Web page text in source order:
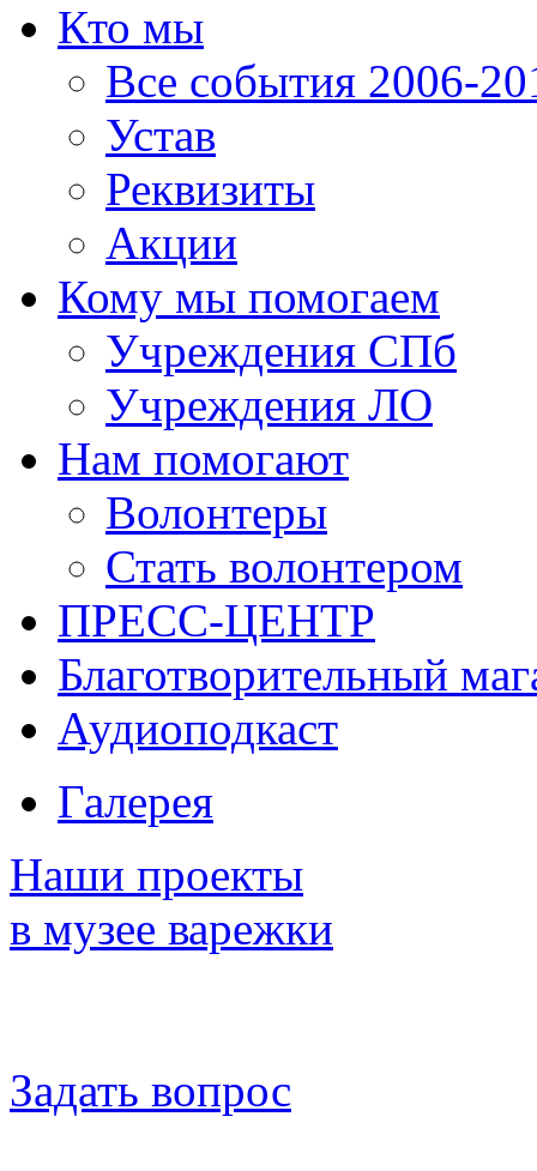
Кто мы
Все события 2006-
Устав
Реквизиты
Акции
Кому мы помогаем
Учреждения СПб
Учреждения ЛО
Нам помогают
Волонтеры
Стать волонтером
ПРЕСС-ЦЕНТР
Благотворительный
Аудиоподкаст
Галерея
Наши проекты
в музее варежки
Задать вопрос